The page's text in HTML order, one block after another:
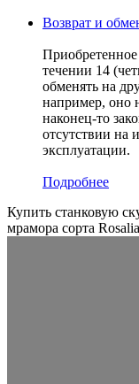
Возврат и
течении 14
обменять на
например, оно
наконец-то
отсутствии на
эксплуатации.
Подробнее
Купить станковую
мрамора сорта Rosalia